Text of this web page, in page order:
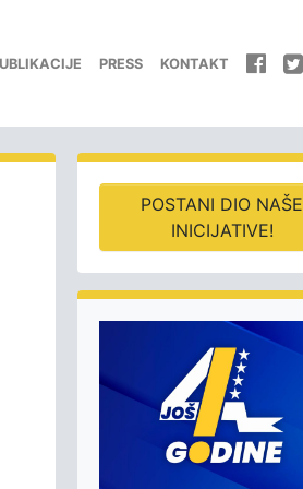
PRESS KONTAKT
POSTANI DIO NAŠE
INICIJATIVE!